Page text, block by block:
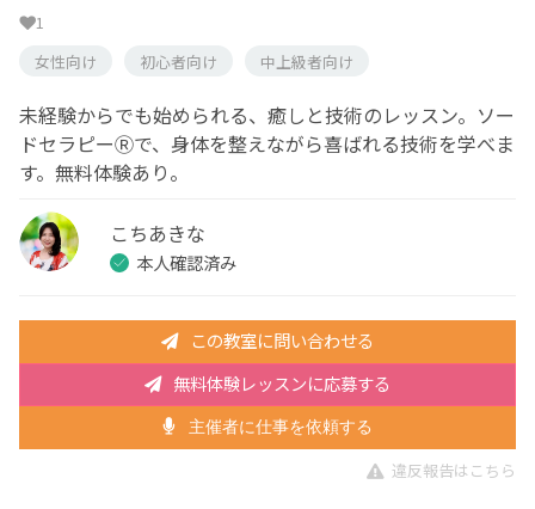
1
女性向け
初心者向け 中上級者向け
未経験からでも始められる、癒しと技術のレッスン。ソー
ドセラピーⓇで、身体を整えながら喜ばれる技術を学べま
す。無料体験あり。
こちあきな
本人確認済み
この教室に問い合わせる
無料体験レッスンに応募する
主催者に仕事を依頼する
違反報告はこちら